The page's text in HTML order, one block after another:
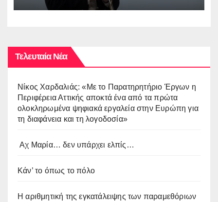
Τελευταία Νέα
Νίκος Χαρδαλιάς: «Με το Παρατηρητήριο Έργων η
Περιφέρεια Αττικής αποκτά ένα από τα πρώτα
ολοκληρωμένα ψηφιακά εργαλεία στην Ευρώπη για
τη διαφάνεια και τη λογοδοσία»
Αχ Μαρία… δεν υπάρχει ελπίς…
Κάν’ το όπως το πόλο
Η αριθμητική της εγκατάλειψης των παραμεθόριων